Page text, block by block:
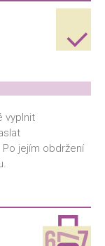
vyplnit
jejím obdržení